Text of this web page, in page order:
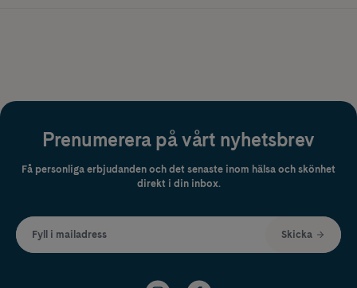
Prenumerera på vårt nyhetsbrev
Få personliga erbjudanden och det senaste inom hälsa och skönhet
direkt i din inbox.
Fyll i mailadress Skicka